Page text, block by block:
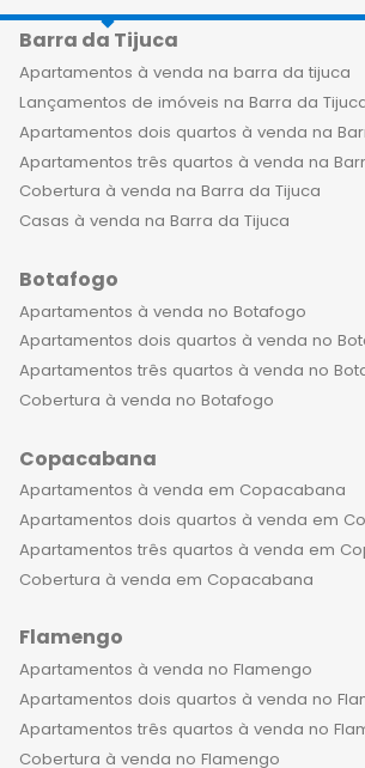
Barra da Tijuca
Apartamentos à venda na barra da tijuca
Lançamentos de imóveis na Barra da
Apartamentos dois quartos à venda na
Apartamentos três quartos à venda na
Cobertura à venda na Barra da Tijuca
Casas à venda na Barra da Tijuca
Botafogo
Apartamentos à venda no Botafogo
Apartamentos dois quartos à venda no
Apartamentos três quartos à venda no
Cobertura à venda no Botafogo
Copacabana
Apartamentos à venda em Copacabana
Apartamentos dois quartos à venda em
Apartamentos três quartos à venda em
Cobertura à venda em Copacabana
Flamengo
Apartamentos à venda no Flamengo
Apartamentos dois quartos à venda no
Apartamentos três quartos à venda no
Cobertura à venda no Flamengo